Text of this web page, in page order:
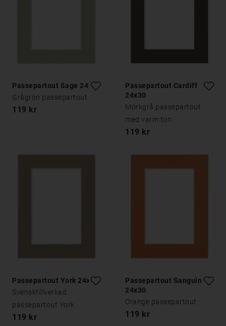
Passepartout Sage 24x30
Grågrön passepartout
119 kr
Passepartout Cardiff
24x30
Mörkgrå passepartout
med varm ton
119 kr
Passepartout York 24x30
Svensktillverkad
passepartout York
119 kr
Passepartout Sanguine
24x30
Orange passepartout
119 kr